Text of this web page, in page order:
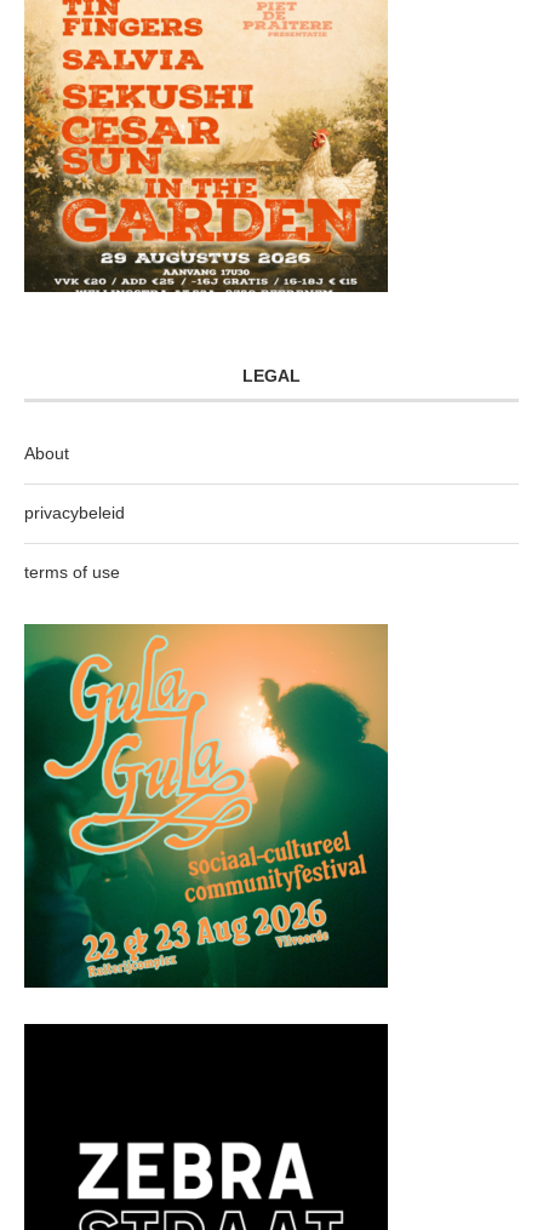
LEGAL
About
privacybeleid
terms of use